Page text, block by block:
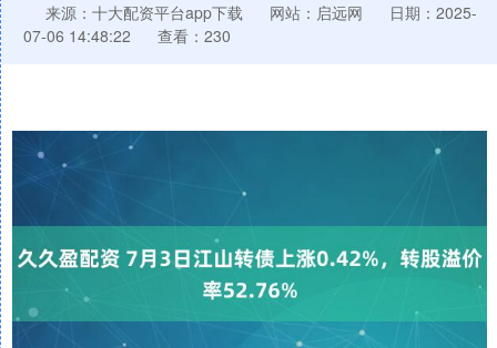
来源：十大配资平台app下载 网站：启远网
日期：2025-
07-06 14:48:22
查看：230